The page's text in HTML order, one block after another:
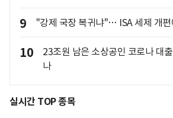
9 "강제 국장 복귀냐"… ISA 세제 개편
10
23조원 남은 소상공인 코로나 대
나
실시간 TOP 종목